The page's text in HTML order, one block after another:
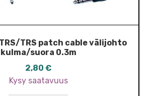
TRS/TRS patch cable välijohto
kulma/suora 0.3m
2,80 €
Kysy saatavuus